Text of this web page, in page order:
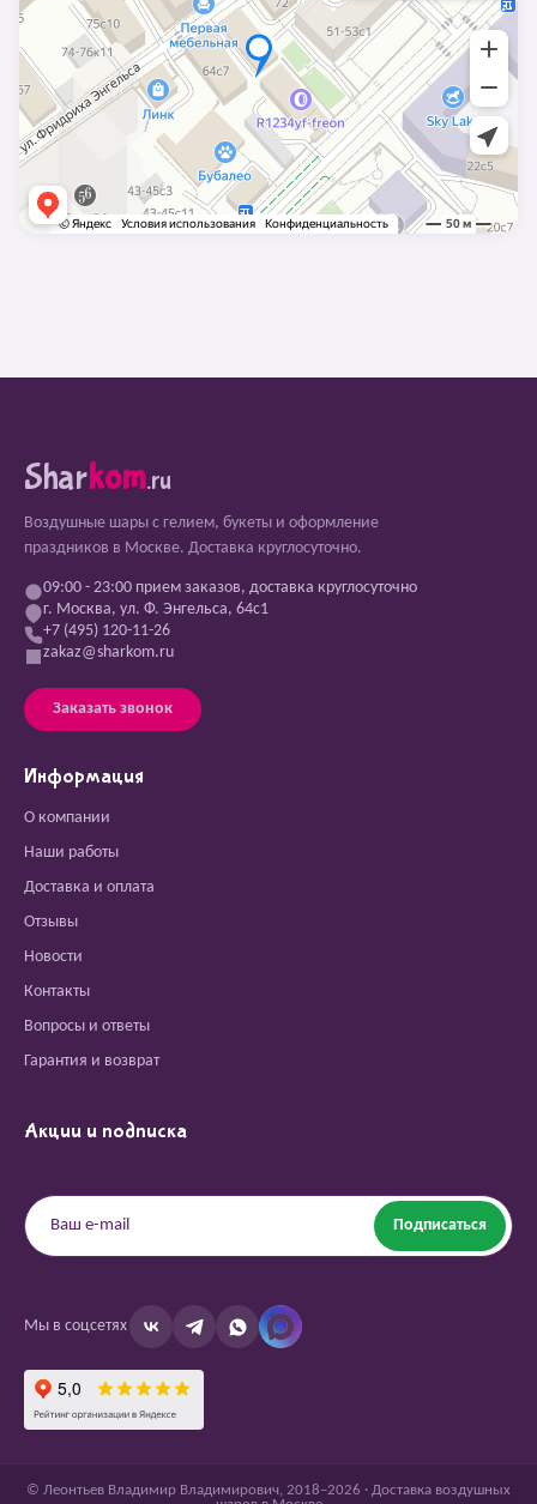
Sharkom.ru
Воздушные шары с гелием, букеты и оформление
праздников в Москве. Доставка круглосуточно.
09:00 - 23:00 прием заказов, доставка круглосуточно
г. Москва, ул. Ф. Энгельса, 64с1
+7 (495) 120-11-26
zakaz@sharkom.ru
Заказать звонок
Информация
О компании
Наши работы
Доставка и оплата
Отзывы
Новости
Контакты
Вопросы и ответы
Гарантия и возврат
Акции и подписка
Подписаться
Мы в соцсетях
© Леонтьев Владимир Владимирович, 2018–2026 · Доставка воздушных